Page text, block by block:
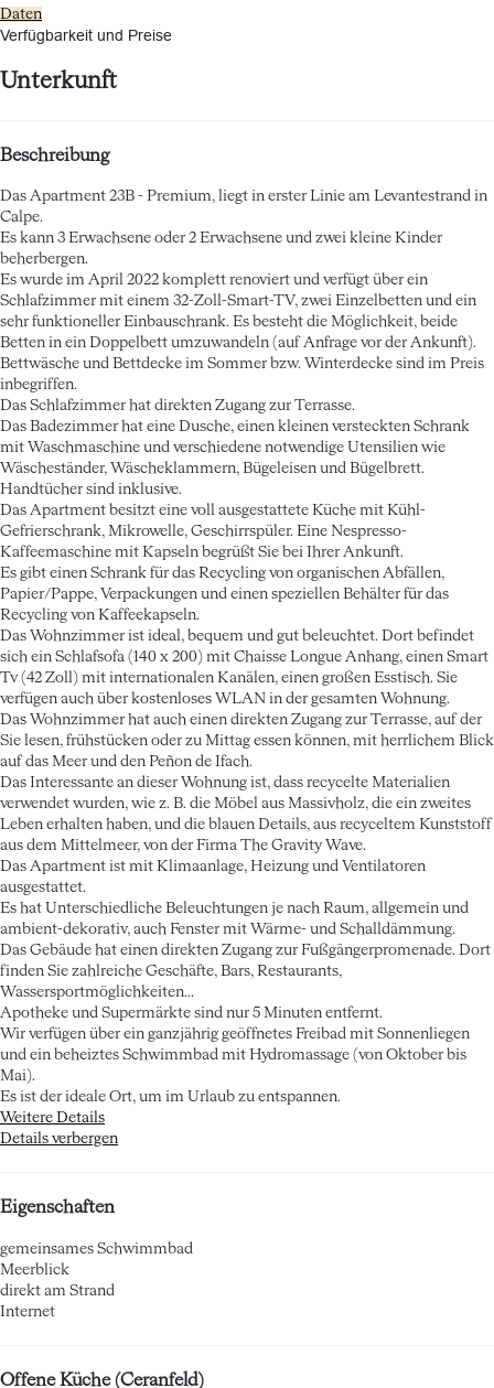
Daten
Verfügbarkeit und Preise
Unterkunft
Beschreibung
Das Apartment 23B - Premium, liegt in erster Linie am Levantestrand in
Calpe.
Es kann 3 Erwachsene oder 2 Erwachsene und zwei kleine Kinder
beherbergen.
Es wurde im April 2022 komplett renoviert und verfügt über ein
Schlafzimmer mit einem 32-Zoll-Smart-TV, zwei Einzelbetten und ein
sehr funktioneller Einbauschrank. Es besteht die Möglichkeit, beide
Betten in ein Doppelbett umzuwandeln (auf Anfrage vor der Ankunft).
Bettwäsche und Bettdecke im Sommer bzw. Winterdecke sind im Preis
inbegriffen.
Das Schlafzimmer hat direkten Zugang zur Terrasse.
Das Badezimmer hat eine Dusche, einen kleinen versteckten Schrank
mit Waschmaschine und verschiedene notwendige Utensilien wie
Wäscheständer, Wäscheklammern, Bügeleisen und Bügelbrett.
Handtücher sind inklusive.
Das Apartment besitzt eine voll ausgestattete Küche mit Kühl-
Gefrierschrank, Mikrowelle, Geschirrspüler. Eine Nespresso-
Kaffeemaschine mit Kapseln begrüßt Sie bei Ihrer Ankunft.
Es gibt einen Schrank für das Recycling von organischen Abfällen,
Papier/Pappe, Verpackungen und einen speziellen Behälter für das
Recycling von Kaffeekapseln.
Das Wohnzimmer ist ideal, bequem und gut beleuchtet. Dort befindet
sich ein Schlafsofa (140 x 200) mit Chaisse Longue Anhang, einen Smart
Tv (42 Zoll) mit internationalen Kanälen, einen großen Esstisch. Sie
verfügen auch über kostenloses WLAN in der gesamten Wohnung.
Das Wohnzimmer hat auch einen direkten Zugang zur Terrasse, auf der
Sie lesen, frühstücken oder zu Mittag essen können, mit herrlichem Blick
auf das Meer und den Peñon de Ifach.
Das Interessante an dieser Wohnung ist, dass recycelte Materialien
verwendet wurden, wie z. B. die Möbel aus Massivholz, die ein zweites
Leben erhalten haben, und die blauen Details, aus recyceltem Kunststoff
aus dem Mittelmeer, von der Firma The Gravity Wave.
Das Apartment ist mit Klimaanlage, Heizung und Ventilatoren
ausgestattet.
Es hat Unterschiedliche Beleuchtungen je nach Raum, allgemein und
ambient-dekorativ, auch Fenster mit Wärme- und Schalldämmung.
Das Gebäude hat einen direkten Zugang zur Fußgängerpromenade. Dort
finden Sie zahlreiche Geschäfte, Bars, Restaurants,
Wassersportmöglichkeiten...
Apotheke und Supermärkte sind nur 5 Minuten entfernt.
Wir verfügen über ein ganzjährig geöffnetes Freibad mit Sonnenliegen
und ein beheiztes Schwimmbad mit Hydromassage (von Oktober bis
Mai).
Es ist der ideale Ort, um im Urlaub zu entspannen.
Weitere Details
Details verbergen
Eigenschaften
gemeinsames Schwimmbad
Meerblick
direkt am Strand
Internet
Offene Küche (Ceranfeld)